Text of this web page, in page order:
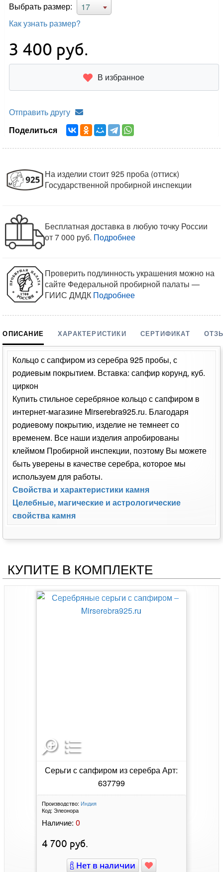
Выбрать размер:
17
Как узнать размер?
3 400 руб.
В избранное
Отправить другу
Поделиться
На изделии стоит 925 проба (оттиск)
Государственной пробирной инспекции
Бесплатная доставка в любую точку России
от 7 000 руб. Подробнее
Проверить подлинность украшения можно на
сайте Федеральной пробирной палаты —
ГИИС ДМДК Подробнее
ОПИСАНИЕ ХАРАКТЕРИСТИКИ СЕРТИФИКАТ
Кольцо с сапфиром из серебра 925 пробы, с
родиевым покрытием. Вставка: сапфир корунд, куб.
циркон
Купить стильное серебряное кольцо с сапфиром в
интернет-магазине Mirserebra925.ru. Благодаря
родиевому покрытию, изделие не темнеет со
временем. Все наши изделия апробированы
клеймом Пробирной инспекции, поэтому Вы можете
быть уверены в качестве серебра, которое мы
используем для работы.
Свойства и характеристики камня
Целебные, магические и астрологические
свойства камня
КУПИТЕ В КОМПЛЕКТЕ
Серьги с сапфиром из серебра Арт:
637799
Производство: Индия
Код: Элеонора
Наличие: 0
4 700 руб.
Нет в наличии